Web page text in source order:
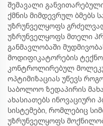
შემავალი
ქმნის მიმდევრულ ბმებს
უზრუნველყოფს
უზრუნველყოფს მთელი
განმავლობაში
მოდიფიკატორების
კონტროლირებულ
ოპტიმიზაციას უწევს
საბოლოო ზედაპირის
ახასიათებს ინოვაციური
სისტემები, რომლებიც
უზრუნველყოფს